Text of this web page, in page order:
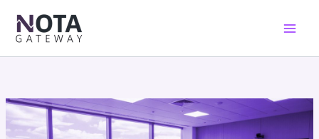
para
conteúdo